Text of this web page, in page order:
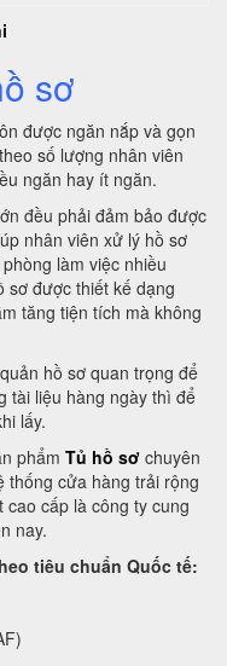
sơ
được ngăn nắp và gọn
số lượng nhân viên
ngăn hay ít ngăn.
đều phải đảm bảo được
nhân viên xử lý hồ sơ
làm việc nhiều
sơ được thiết kế dạng
tăng tiện tích mà không
hồ sơ quan trọng để
tài liệu hàng ngày thì để
lấy.
phẩm Tủ hồ sơ chuyên
thống cửa hàng trải rộng
cấp là công ty cung
nay.
tiêu chuẩn Quốc tế: